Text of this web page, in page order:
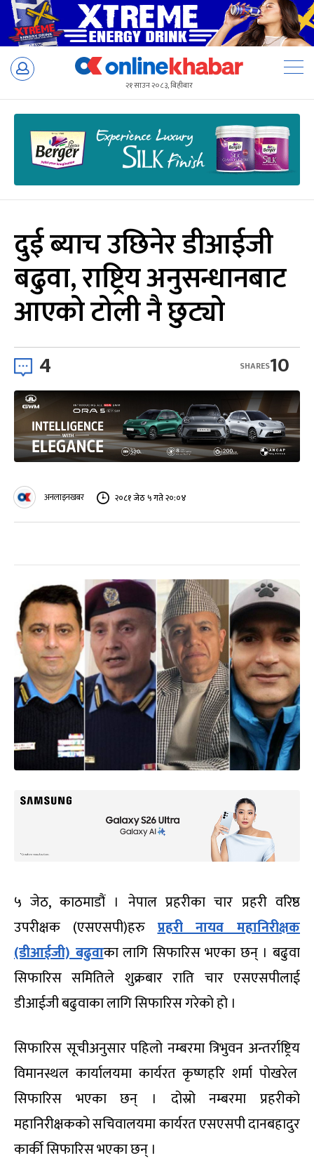
Skip
२१ साउन २०८३, बिहीबार
दुई ब्याच उछिनेर डीआईजी
बढुवा, राष्ट्रिय अनुसन्धानबाट
आएको टोली नै छुट्यो
4 10
SHARES
अनलाइनखबर २०८१ जेठ ५ गते २०:०४
५ जेठ, काठमाडौं । नेपाल प्रहरीका चार प्रहरी वरिष्ठ
उपरीक्षक (एसएसपी)हरुप्रहरी नायव महानिरीक्षक
(डीआईजी) बढुवाका लागि सिफारिस भएका छन् । बढुवा
सिफारिस समितिले शुक्रबार राति चार एसएसपीलाई
डीआईजी बढुवाका लागि सिफारिस गरेको हो ।
सिफारिस सूचीअनुसार पहिलो नम्बरमा त्रिभुवन अन्तर्राष्ट्रिय
विमानस्थल कार्यालयमा कार्यरत कृष्णहरि शर्मा पोखरेल
सिफारिस भएका छन् । दोस्रो नम्बरमा प्रहरीको
महानिरीक्षकको सचिवालयमा कार्यरत एसएसपी दानबहादुर
कार्की सिफारिस भएका छन् ।